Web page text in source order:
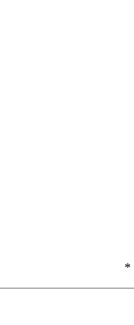
*